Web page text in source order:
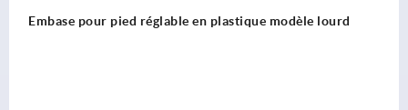
pied réglable en plastique modèle lourd